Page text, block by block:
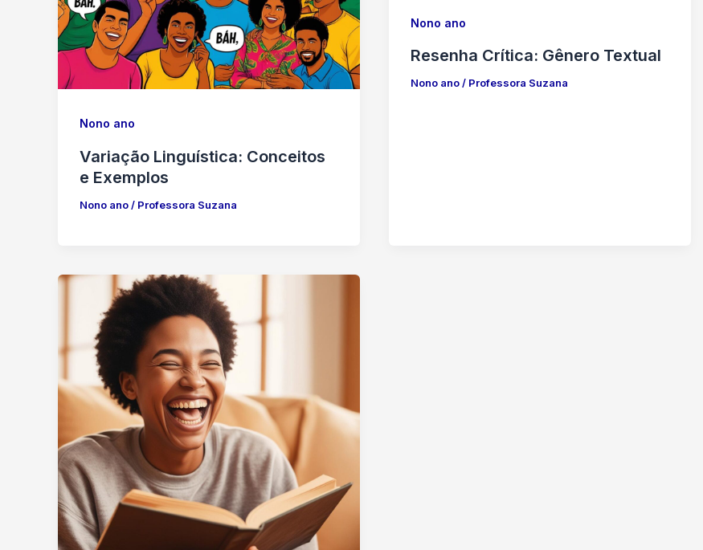
Nono ano
Variação Linguística: Conceitos
e Exemplos
Nono ano/ Professora Suzana
Nono ano
Resenha Crítica: Gênero Textual
Nono ano/ Professora Suzana